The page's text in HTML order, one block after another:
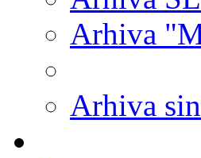
Arhiva
Arhiva